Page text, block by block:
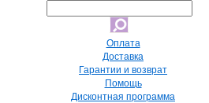
Оплата
Доставка
Гарантии и возврат
Помощь
Дисконтная программа